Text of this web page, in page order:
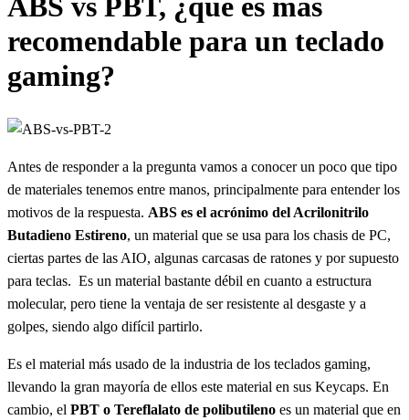
ABS vs PBT, ¿qué es más
recomendable para un teclado
gaming?
Antes de responder a la pregunta vamos a conocer un poco que tipo
de materiales tenemos entre manos, principalmente para entender los
motivos de la respuesta. ABS es el acrónimo del Acrilonitrilo
Butadieno Estireno, un material que se usa para los chasis de PC,
ciertas partes de las AIO, algunas carcasas de ratones y por supuesto
para teclas. Es un material bastante débil en cuanto a estructura
molecular, pero tiene la ventaja de ser resistente al desgaste y a
golpes, siendo algo difícil partirlo.
Es el material más usado de la industria de los teclados gaming,
llevando la gran mayoría de ellos este material en sus Keycaps. En
cambio, el PBT o Tereflalato de polibutileno es un material que en